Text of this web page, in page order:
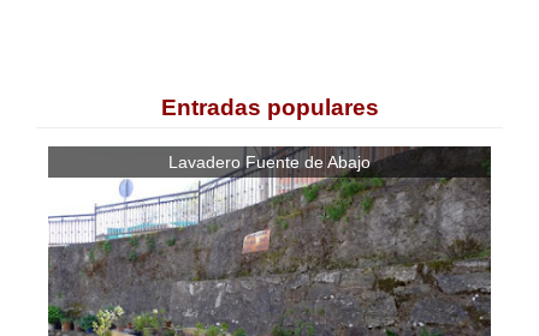
Entradas populares
Lavadero Fuente de Abajo